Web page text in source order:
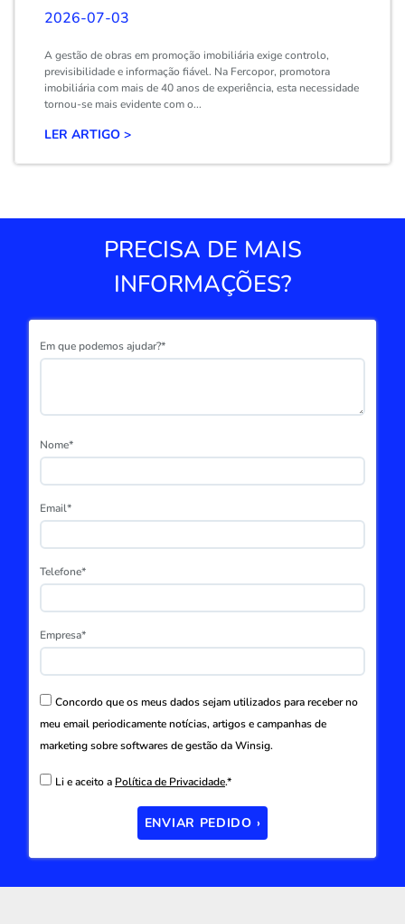
2026-07-03
A gestão de obras em promoção imobiliária exige controlo,
previsibilidade e informação fiável. Na Fercopor, promotora
imobiliária com mais de 40 anos de experiência, esta necessidade
tornou-se mais evidente com o...
LER ARTIGO >
PRECISA DE MAIS
INFORMAÇÕES?
Em que podemos ajudar?*
Nome*
Email*
Telefone*
Empresa*
Concordo que os meus dados sejam utilizados para receber no
meu email periodicamente notícias, artigos e campanhas de
marketing sobre softwares de gestão da Winsig.
Li e aceito a Política de Privacidade.*
ENVIAR PEDIDO ›